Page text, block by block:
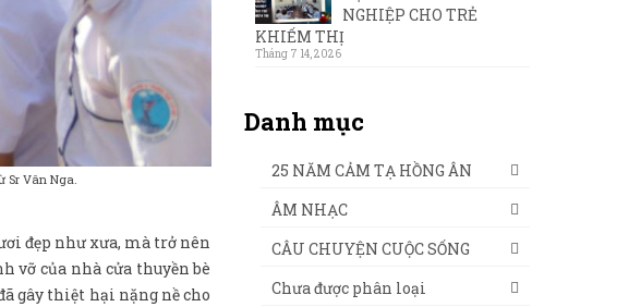
Sr Vân Nga.
đẹp như xưa, mà trở nên
vỡ của nhà cửa thuyền bè
gây thiệt hại nặng nề cho
NGHIỆP CHO TRẺ
KHIẾM THỊ
Tháng 7 14, 2026
Danh mục
25 NĂM CẢM TẠ HỒNG ÂN
ÂM NHẠC
CÂU CHUYỆN CUỘC SỐNG
Chưa được phân loại